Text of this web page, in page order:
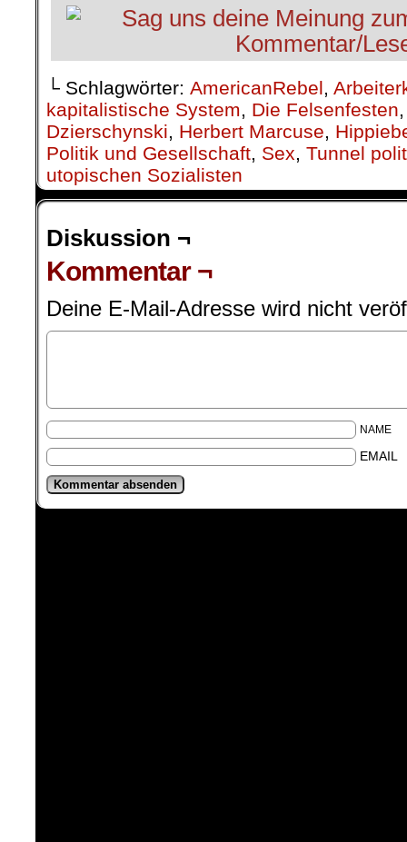
└ Schlagwörter: AmericanRebel,
kapitalistische System, Die Felsenfesten
Dzierschynski, Herbert Marcuse,
Politik und Gesellschaft, Sex, Tunnel
utopischen Sozialisten
Diskussion ¬
Kommentar ¬
Deine E-Mail-Adresse wird nicht
NAME
EMAIL